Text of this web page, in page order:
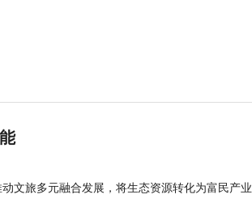
文旅多元融合发展，将生态资源转化为富民产